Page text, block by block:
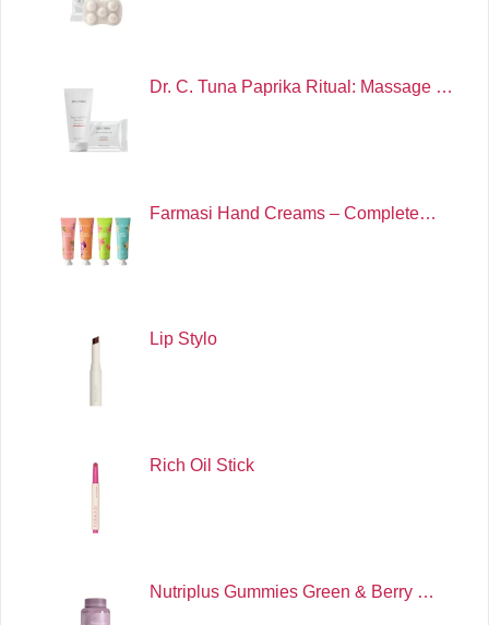
Dr. C. Tuna Paprika Ritual: Massage …
Farmasi Hand Creams – Complete…
Lip Stylo
Rich Oil Stick
Nutriplus Gummies Green & Berry …